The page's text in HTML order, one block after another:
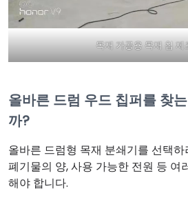
목재 가공용 목재 칩 제
올바른 드럼 우드 칩퍼를 찾
까?
올바른 드럼형 목재 분쇄기를 선택
폐기물의 양, 사용 가능한 전원 등 여
해야 합니다.